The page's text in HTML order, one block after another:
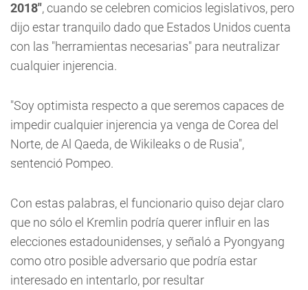
2018", cuando se celebren comicios legislativos, pero
dijo estar tranquilo dado que Estados Unidos cuenta
con las "herramientas necesarias" para neutralizar
cualquier injerencia.
"Soy optimista respecto a que seremos capaces de
impedir cualquier injerencia ya venga de Corea del
Norte, de Al Qaeda, de Wikileaks o de Rusia",
sentenció Pompeo.
Con estas palabras, el funcionario quiso dejar claro
que no sólo el Kremlin podría querer influir en las
elecciones estadounidenses, y señaló a Pyongyang
como otro posible adversario que podría estar
interesado en intentarlo, por resultar